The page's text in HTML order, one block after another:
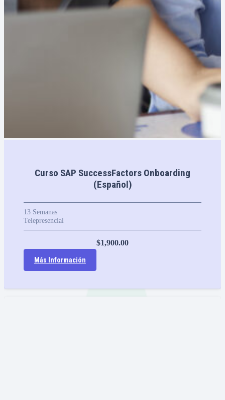
Curso SAP SuccessFactors Onboarding
(Español)
13Semanas
Telepresencial
$1,900.00
Más Información